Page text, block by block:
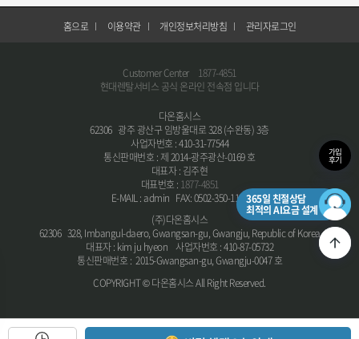
홈으로 이용약관 개인정보처리방침 관리자로그인
Customer Center 1877-4851
현대렌탈서비스 공식 온라인 전속점 입니다
다온홈시스
62306 광주 광산구 임방울대로 328 (수완동) 3층
사업자번호 : 410-31-77544
통신판매번호 : 제 2014-광주광산-0169 호
대표자 : 김주현
대표번호 : 1877-4851
E-MAIL : admin FAX: 0502-350-1134
(주)다온홈시스
62306 328, Imbangul-daero, Gwangsan-gu, Gwangju, Republic of Korea
대표자 : kim ju hyeon 사업자번호 : 410-87-05732
통신판매번호 : 2015-Gwangsan-gu, Gwangju-0047 호
COPYRIGHT © 다온홈시스 All Right Reserved.
가입
후기
365일 친절상담
최적의 AI요금 설계